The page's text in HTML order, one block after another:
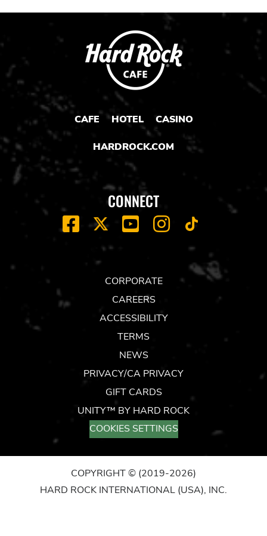
CAFE HOTEL CASINO
HARDROCK.COM
CONNECT
FACEBOOK
X YOUTUBEINSTAGRAM
CORPORATE
CAREERS
ACCESSIBILITY
TERMS
NEWS
PRIVACY/CA PRIVACY
GIFT CARDS
UNITY™ BY HARD ROCK
COOKIES SETTINGS
COPYRIGHT © (2019-2026)
HARD ROCK INTERNATIONAL (USA), INC.